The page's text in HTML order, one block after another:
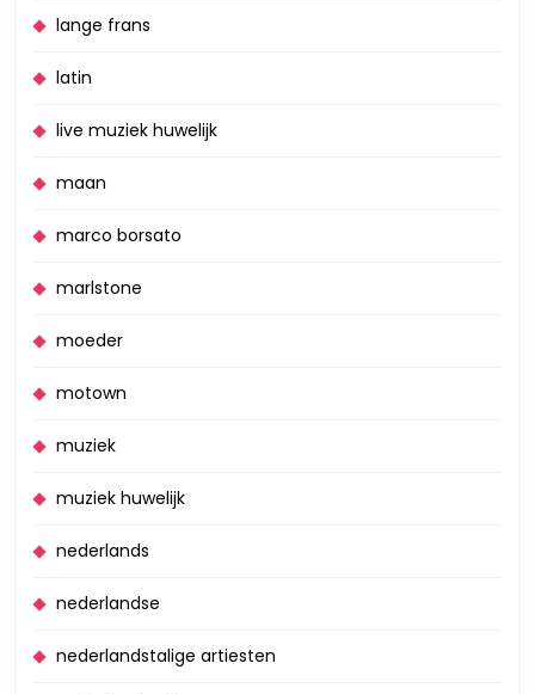
lange frans
latin
live muziek huwelijk
maan
marco borsato
marlstone
moeder
motown
muziek
muziek huwelijk
nederlands
nederlandse
nederlandstalige artiesten